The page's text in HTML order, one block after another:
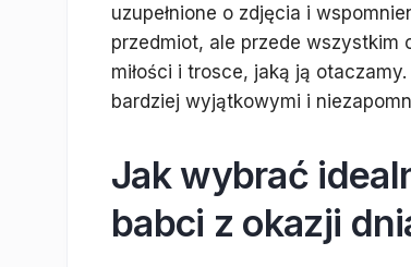
uzupełnione o zdjęcia i
przedmiot, ale przede wszystkim
miłości i trosce, jaką ją
bardziej wyjątkowymi i
Jak wybrać
babci z okazji